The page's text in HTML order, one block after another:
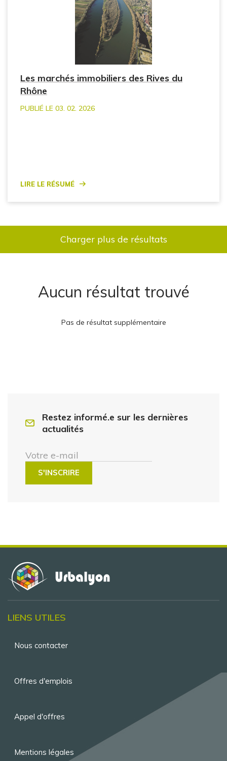
Les marchés immobiliers des Rives du
Rhône
PUBLIÉ LE 03. 02. 2026
Lire le résumé
Charger plus de résultats
Aucun résultat trouvé
Pas de résultat supplémentaire
Restez informé.e sur les dernières
actualités
Votre e-mail
LIENS UTILES
Menu
de
Nous contacter
Offres d'emplois
Appel d'offres
Mentions légales